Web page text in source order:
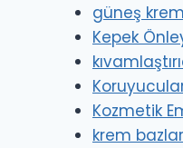
güneş
Kepek
Kozmetik
krem